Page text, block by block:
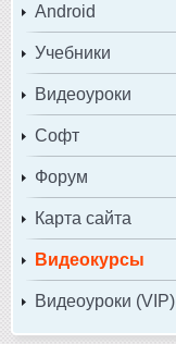
Android
Учебники
Видеоуроки
Софт
Форум
Карта сайта
Видеокурсы
Видеоуроки (VIP)